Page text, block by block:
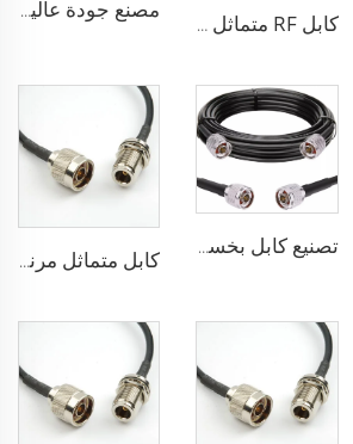
كابل RF متماثل sma 3D-FB بخسارة منخفضة لنظام الاتصال بشبكة Wi-Fi
مصنع جودة عالية بخسارة منخفضة كابل RF LSR400 الكابل المتماثل LSR600 لهوائي النظام
تصنيع كابل بخسارة منخفضة ALSR600 10D-FB لممحاة الراديو اللاسلكي 50 أوم كابل متماثل لنظام الاتصال
كابل متماثل مرنة مع عزل PE الصلب وحجب مزدوج PVC كابل RG214 متماثل